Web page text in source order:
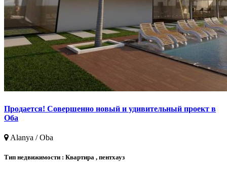
Продается! Совершенно новый и удивительный проект в
Оба
Alanya / Oba
Тип недвижимости : Квартира , пентхауз